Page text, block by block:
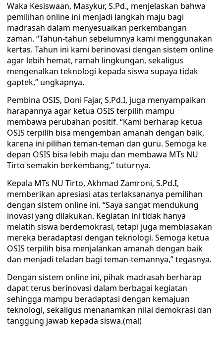
Waka Kesiswaan, Masykur, S.Pd., menjelaskan bahwa
pemilihan online ini menjadi langkah maju bagi
madrasah dalam menyesuaikan perkembangan
zaman. “Tahun-tahun sebelumnya kami menggunakan
kertas. Tahun ini kami berinovasi dengan sistem online
agar lebih hemat, ramah lingkungan, sekaligus
mengenalkan teknologi kepada siswa supaya tidak
gaptek,” ungkapnya.
Pembina OSIS, Doni Fajar, S.Pd.I, juga menyampaikan
harapannya agar ketua OSIS terpilih mampu
membawa perubahan positif. “Kami berharap ketua
OSIS terpilih bisa mengemban amanah dengan baik,
karena ini pilihan teman-teman dan guru. Semoga ke
depan OSIS bisa lebih maju dan membawa MTs NU
Tirto semakin berkembang,” tuturnya.
Kepala MTs NU Tirto, Akhmad Zamroni, S.Pd.I,
memberikan apresiasi atas terlaksananya pemilihan
dengan sistem online ini. “Saya sangat mendukung
inovasi yang dilakukan. Kegiatan ini tidak hanya
melatih siswa berdemokrasi, tetapi juga membiasakan
mereka beradaptasi dengan teknologi. Semoga ketua
OSIS terpilih bisa menjalankan amanah dengan baik
dan menjadi teladan bagi teman-temannya,” tegasnya.
Dengan sistem online ini, pihak madrasah berharap
dapat terus berinovasi dalam berbagai kegiatan
sehingga mampu beradaptasi dengan kemajuan
teknologi, sekaligus menanamkan nilai demokrasi dan
tanggung jawab kepada siswa.(mal)